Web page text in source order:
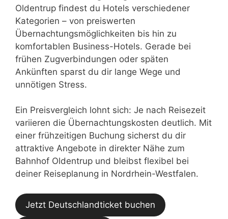
Oldentrup findest du Hotels verschiedener
Kategorien – von preiswerten
Übernachtungsmöglichkeiten bis hin zu
komfortablen Business-Hotels. Gerade bei
frühen Zugverbindungen oder späten
Ankünften sparst du dir lange Wege und
unnötigen Stress.
Ein Preisvergleich lohnt sich: Je nach Reisezeit
variieren die Übernachtungskosten deutlich. Mit
einer frühzeitigen Buchung sicherst du dir
attraktive Angebote in direkter Nähe zum
Bahnhof Oldentrup und bleibst flexibel bei
deiner Reiseplanung in Nordrhein-Westfalen.
Jetzt Deutschlandticket buchen